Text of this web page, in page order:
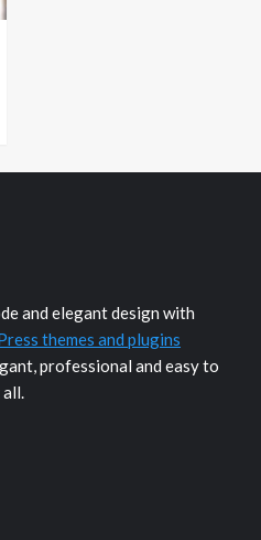
and elegant design with
themes and plugins
professional and easy to